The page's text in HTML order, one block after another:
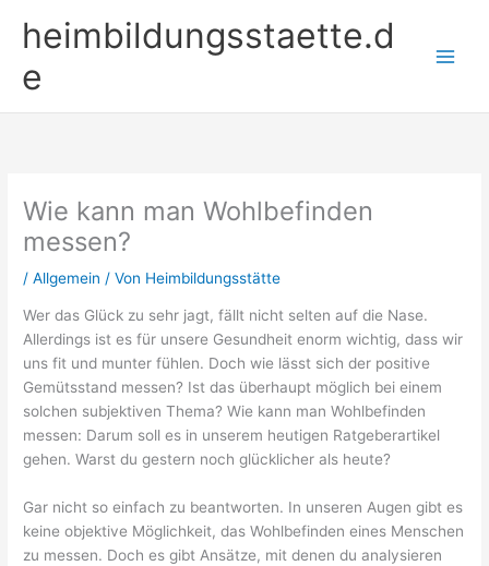
Inhaltheimbildungsstaette.d
e
Wie kann man Wohlbefinden
messen?
/Allgemein / Von Heimbildungsstätte
Wer das Glück zu sehr jagt, fällt nicht selten auf die Nase.
Allerdings ist es für unsere Gesundheit enorm wichtig, dass wir
uns fit und munter fühlen. Doch wie lässt sich der positive
Gemütsstand messen? Ist das überhaupt möglich bei einem
solchen subjektiven Thema? Wie kann man Wohlbefinden
messen: Darum soll es in unserem heutigen Ratgeberartikel
gehen. Warst du gestern noch glücklicher als heute?
Gar nicht so einfach zu beantworten. In unseren Augen gibt es
keine objektive Möglichkeit, das Wohlbefinden eines Menschen
zu messen. Doch es gibt Ansätze, mit denen du analysieren